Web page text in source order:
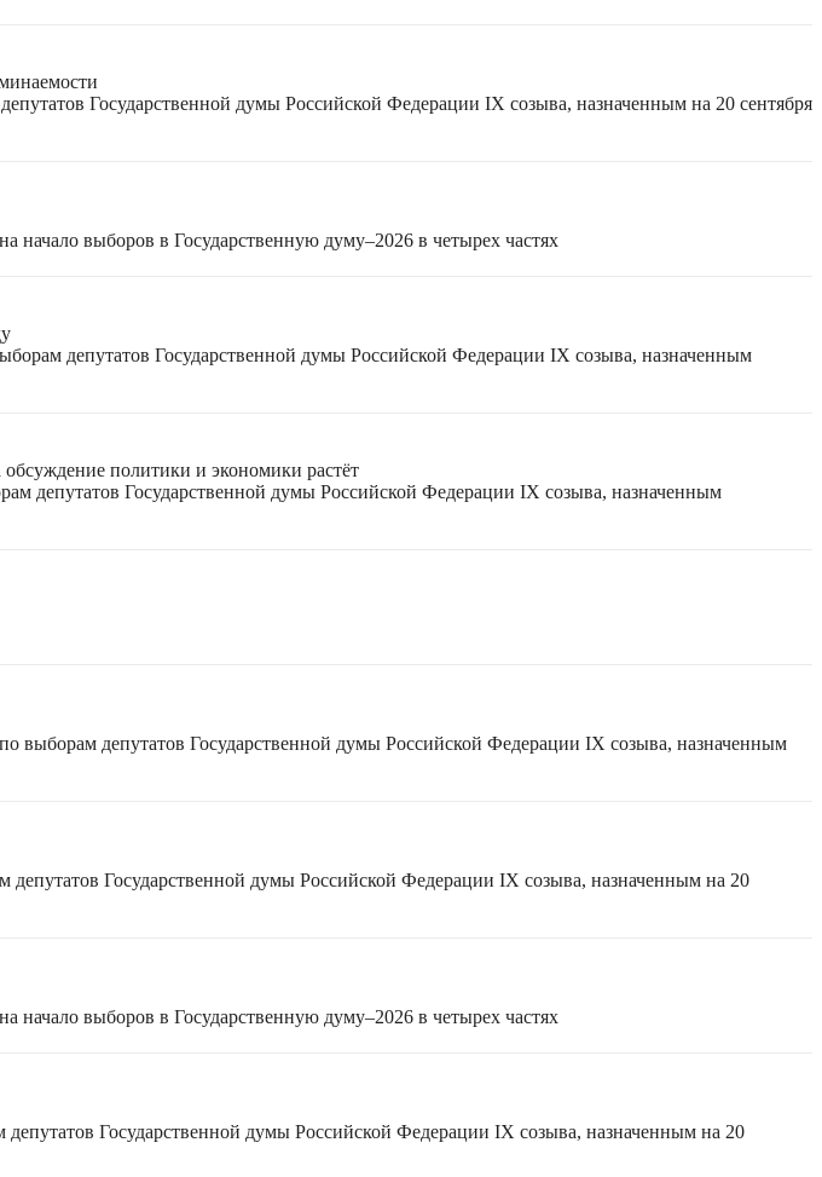
Государственной думы Российской Федерации IX созыва, назначенным на 20 сентября
начало выборов в Государственную думу–2026 в четырех частях
депутатов Государственной думы Российской Федерации IX созыва, назначенным
обсуждение политики и экономики растёт
депутатов Государственной думы Российской Федерации IX созыва, назначенным
выборам депутатов Государственной думы Российской Федерации IX созыва, назначенным
Государственной думы Российской Федерации IX созыва, назначенным на 20
начало выборов в Государственную думу–2026 в четырех частях
Государственной думы Российской Федерации IX созыва, назначенным на 20